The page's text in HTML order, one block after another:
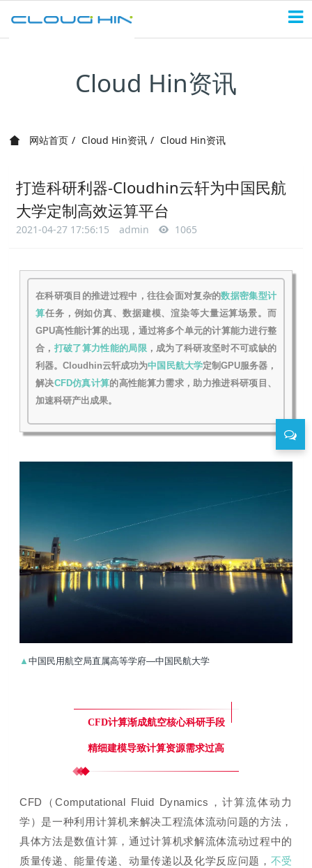
Cloud Hin资讯
网站首页 Cloud Hin资讯 Cloud Hin资讯
打造科研利器-Cloudhin云轩为中国民航
大学定制高效运算平台
2021-04-27 17:56:15 admin 1065
在科研项目的推进过程中，往往会面对复杂的数据密集型计
算任务，例如仿真、数据建模、渲染等大量运算场景。而
GPU高性能计算的出现，通过将多个单元的计算能力进行整
合， 打破了算力性能的局限，成为了科研攻坚时不可或缺的
利器。Cloudhin云轩成功为中国民航大学定制GPU服务器，
解决CFD仿真计算的高性能算力需求，助力推进科研项目、
加速科研产出成果。
▲中国民用航空局直属高等学府—中国民航大学
CFD计算渐成航空核心科研手段
精细建模导致计算资源需求过高
CFD（Computational Fluid Dynamics，计算流体动力
学）是一种利用计算机来解决工程流体流动问题的方法，
具体方法是数值计算，通过计算机求解流体流动过程中的
质量传递、能量传递、动量传递以及化学反应问题， 不受